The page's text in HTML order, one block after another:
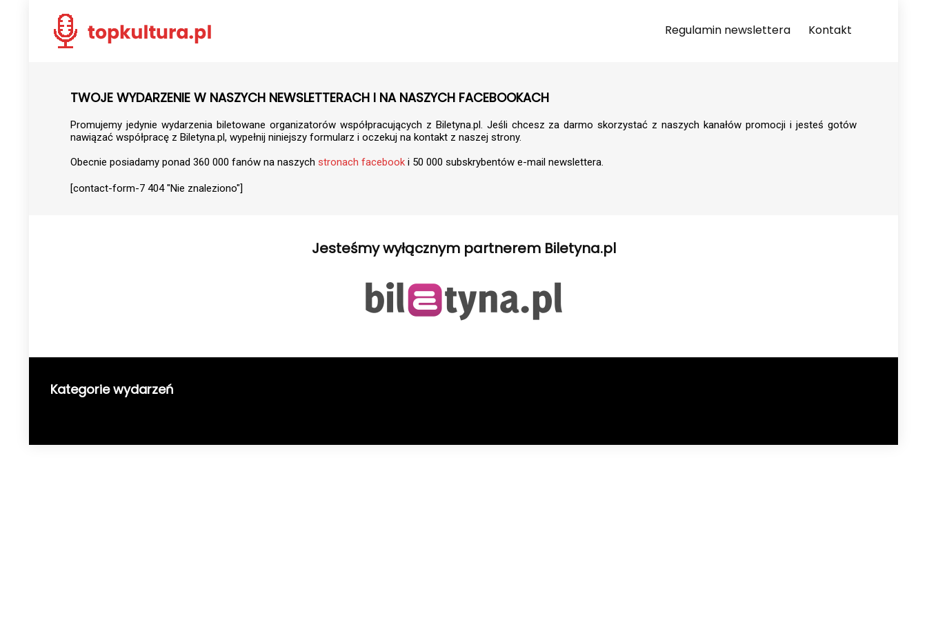
Regulamin newslettera Kontakt
TWOJE WYDARZENIE W NASZYCH NEWSLETTERACH I NA NASZYCH FACEBOOKACH
Promujemy jedynie wydarzenia biletowane organizatorów współpracujących z Biletyna.pl. Jeśli chcesz za darmo skorzystać z naszych kanałów promocji i jesteś gotów
nawiązać współpracę z Biletyna.pl, wypełnij niniejszy formularz i oczekuj na kontakt z naszej strony.
Obecnie posiadamy ponad 360 000 fanów na naszych stronach facebook i 50 000 subskrybentów e-mail newslettera.
[contact-form-7 404 "Nie znaleziono"]
Jesteśmy wyłącznym partnerem Biletyna.pl
Kategorie wydarzeń